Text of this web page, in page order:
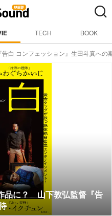
TECH BOOK
『告白 コンフェッション』生田斗真への
品に？ 山下敦弘監督『告